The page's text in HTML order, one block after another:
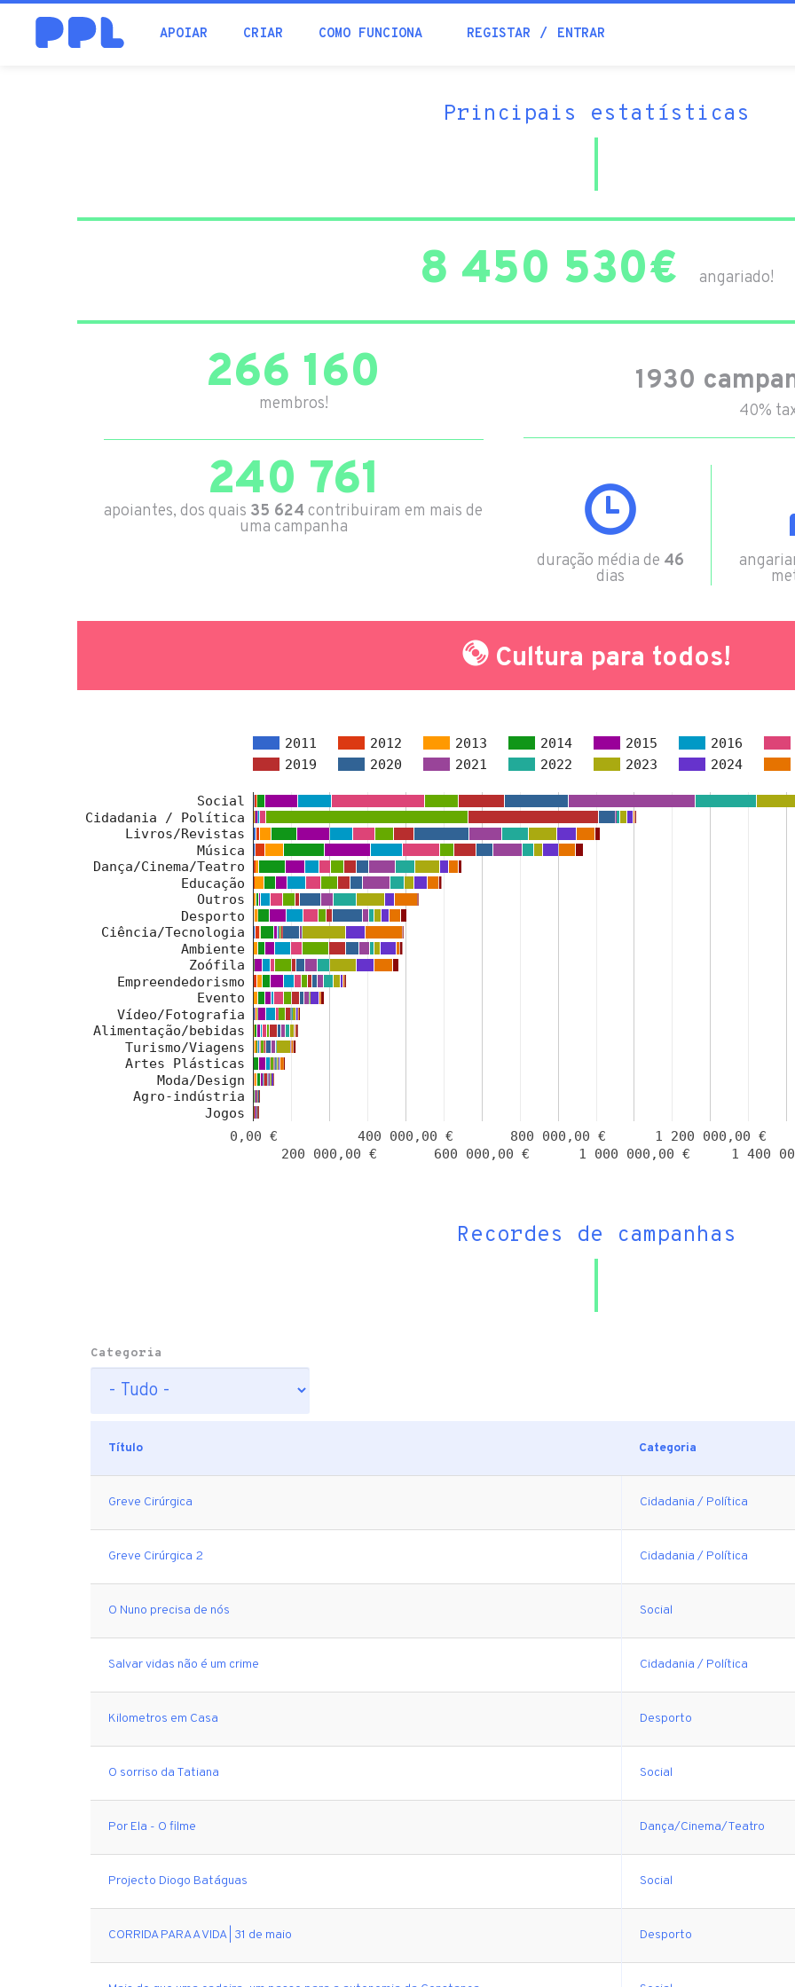
APOIAR CRIAR COMO FUNCIONA REGISTAR ENTRAR
procura
Principais estatísticas
8 450 530€ angariado!
266 160
membros!
240 761
apoiantes, dos quais 35 624 contribuiram em mais de
uma campanha
1930
40%
duração média de 46
dias
Cultura para todos!
2011 2012 2013 2014 2015 2016
2019
2020 2021 2022 2023 2024
0,00 €
200 000,00 €
400 000,00 €
600 000,00 €
800 000,00 €
1 000 000,00 €
1 200 000,00 €
1 400
Social
Cidadania / Política
Livros/Revistas
Música
Dança/Cinema/Teatro
Educação
Outros
Desporto
Ciência/Tecnologia
Ambiente
Zoófila
Empreendedorismo
Evento
Vídeo/Fotografia
Alimentação/bebidas
Turismo/Viagens
Artes Plásticas
Moda/Design
Agro-indústria
Jogos
Recordes de campanhas
Categoria
Título Categoria
Greve Cirúrgica Cidadania / Política
Greve Cirúrgica 2 Cidadania / Política
O Nuno precisa de nós Social
Salvar vidas não é um crime Cidadania / Política
Kilometros em Casa Desporto
O sorriso da Tatiana Social
Por Ela - O filme Dança/Cinema/Teatro
Projecto Diogo Batáguas Social
CORRIDA PARA A VIDA | 31 de maio Desporto